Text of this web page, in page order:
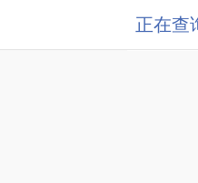
正在查